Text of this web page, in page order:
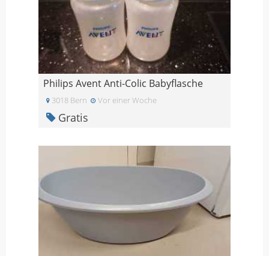
Philips Avent Anti-Colic Babyflasche
3018 Bern Vor einer Woche
Gratis